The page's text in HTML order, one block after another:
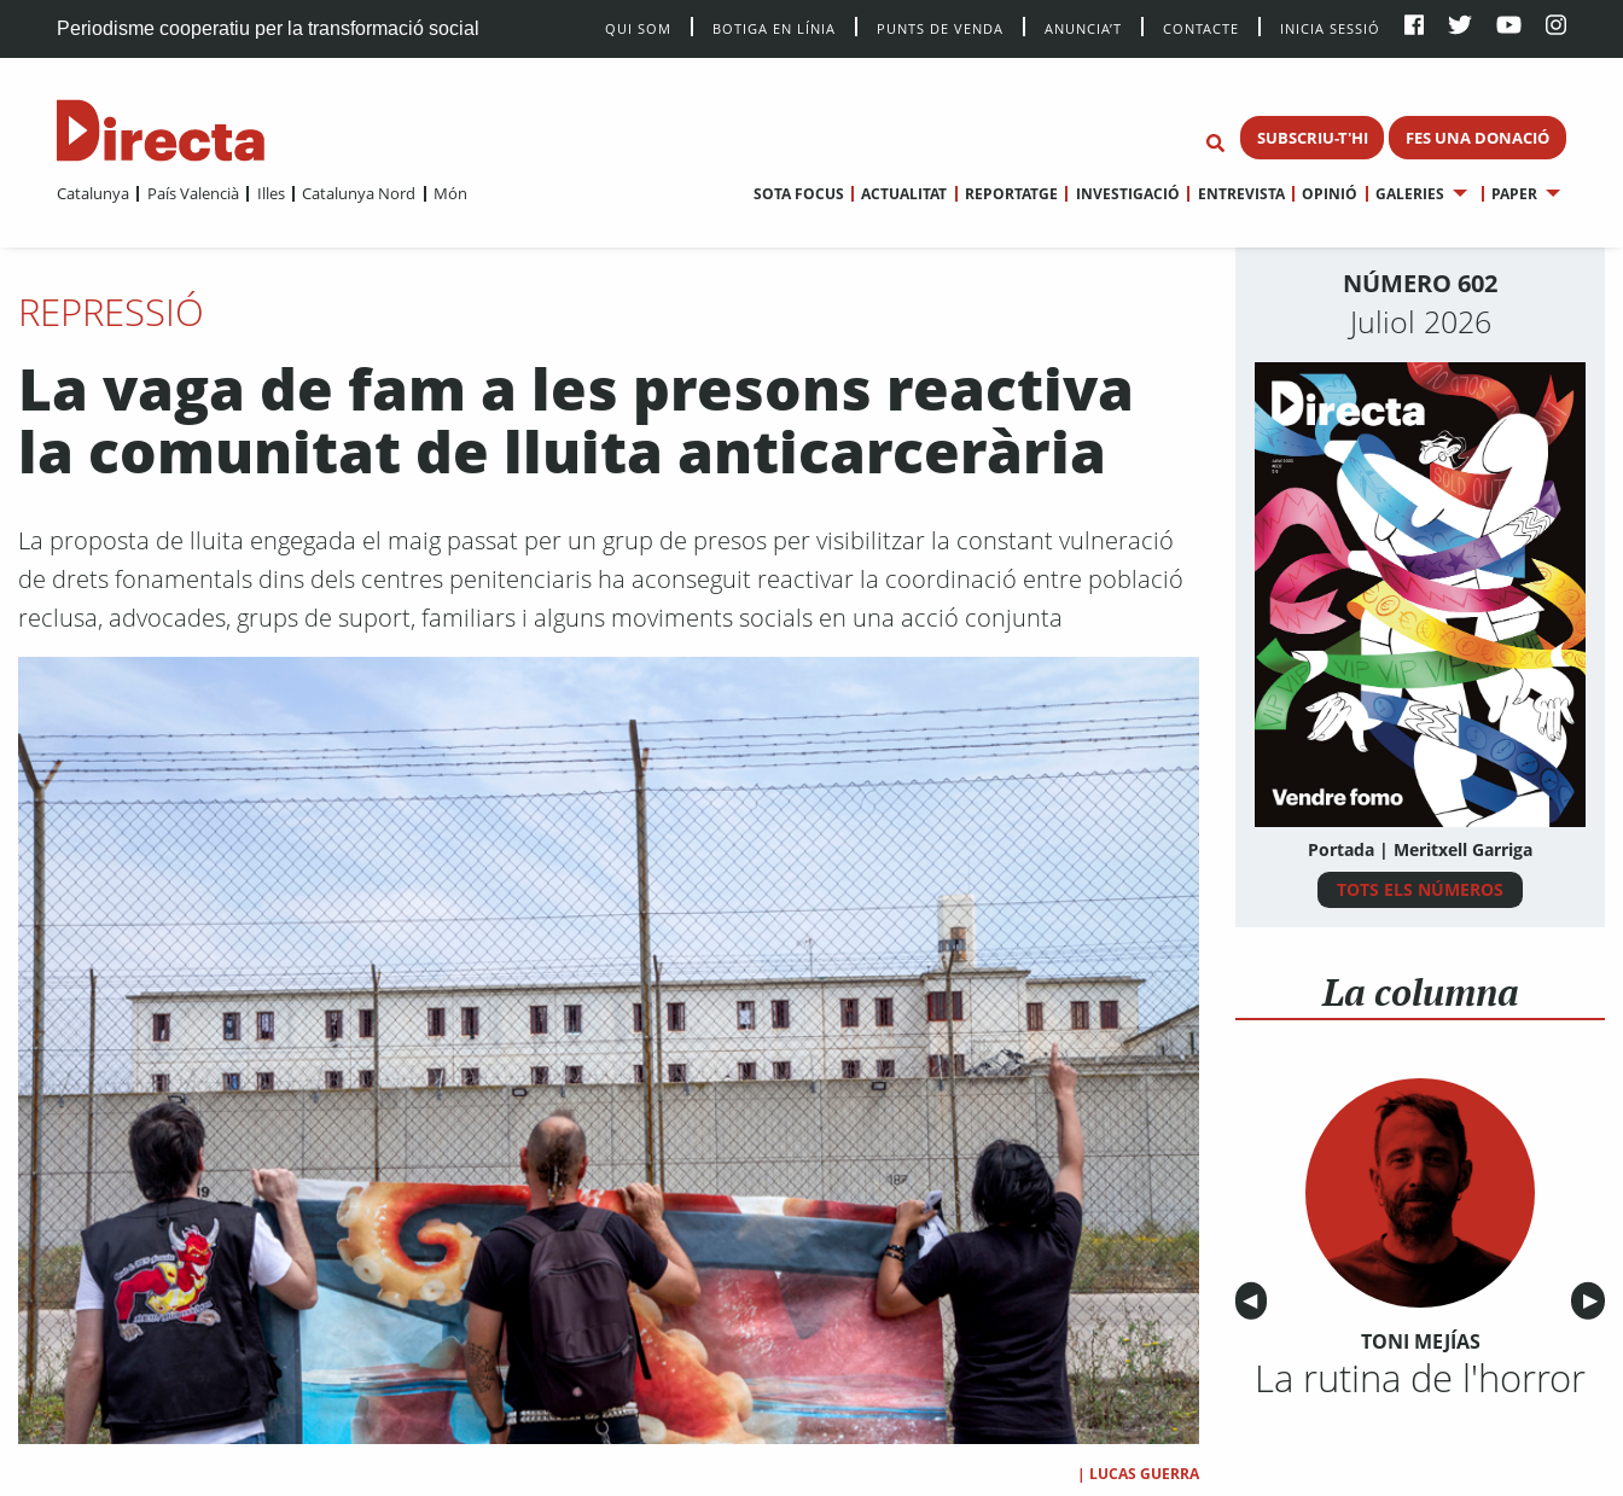
Periodisme cooperatiu per la transformació social QUI SOM BOTIGA EN LÍNIA PUNTS DE VENDA ANUNCIA’T CONTACTE INICIA SESSIÓ
SUBSCRIU-T'HI FES UNA DONACIÓ
Catalunya País Valencià Illes Catalunya Nord Món SOTA FOCUS ACTUALITAT REPORTATGE INVESTIGACIÓ ENTREVISTA OPINIÓ GALERIES PAPER
REPRESSIÓ
La vaga de fam a les presons reactiva
la comunitat de lluita anticarcerària
La proposta de lluita engegada el maig passat per un grup de presos per visibilitzar la constant vulneració
de drets fonamentals dins dels centres penitenciaris ha aconseguit reactivar la coordinació entre població
reclusa, advocades, grups de suport, familiars i alguns moviments socials en una acció conjunta
| LUCAS GUERRA
NÚMERO 602
Juliol 2026
Portada | Meritxell Garriga
TOTS ELS NÚMEROS
La columna
Anterior
◀︎ ▶︎
TONI MEJÍAS
La rutina de l'horror